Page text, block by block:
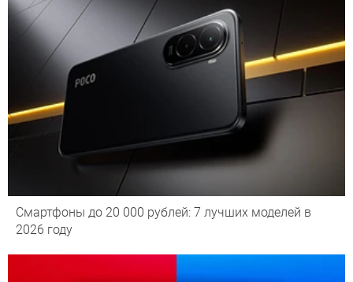
Смартфоны до 20 000 рублей: 7 лучших моделей в
2026 году